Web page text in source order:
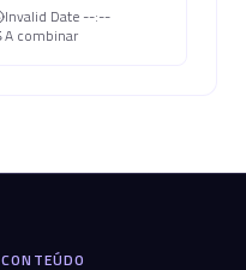
Invalid Date --:--
A combinar
CONTEÚDO